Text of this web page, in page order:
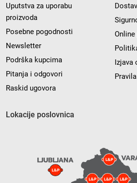
Uputstva za uporabu
proizvoda
Posebne pogodnosti
Newsletter
Podrška kupcima
Pitanja i odgovori
Raskid ugovora
Izjava
Lokacije poslovnica